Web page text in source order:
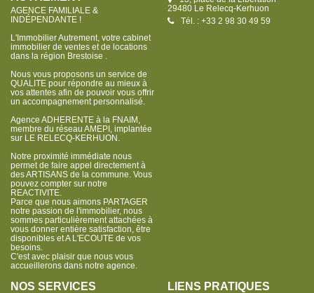
AGENCE FAMILIALE &
INDÉPENDANTE !
L'Immobilier Autrement, votre cabinet
immobilier de ventes et de locations
dans la région Brestoise .
Nous vous proposons un service de
QUALITE pour répondre au mieux à
vos attentes afin de pouvoir vous offrir
un accompagnement personnalisé.
Agence ADHERENTE à la FNAIM,
membre du réseau AMEPI, implantée
sur LE RELECQ-KERHUON.
Notre proximité immédiate nous
permet de faire appel directement à
des ARTISANS de la commune. Vous
pouvez compter sur notre
REACTIVITE.
Parce que nous aimons PARTAGER
notre passion de l'immobilier, nous
sommes particulièrement attachées à
vous donner entière satisfaction, être
disponibles et A L'ECOUTE de vos
besoins.
C'est avec plaisir que nous vous
accueillerons dans notre agence.
29480 Le Relecq-Kerhuon
Tél. : +33 2 98 30 49 59
NOS SERVICES LIENS PRATIQUES